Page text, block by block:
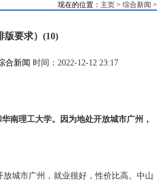
现在的位置： 主页 > 综合新闻 >
版要求）(10)
合新闻 时间：2022-12-12 23:17
南理工大学。因为地处开放城市广州，
城市广州，就业很好，性价比高。中山